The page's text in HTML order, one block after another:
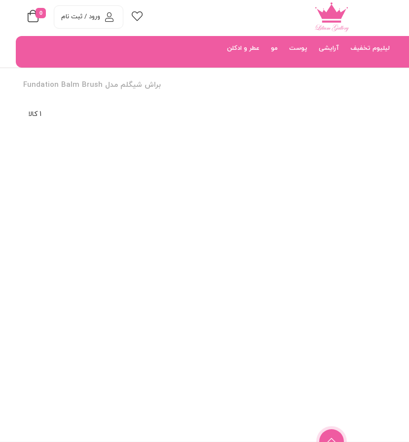
0 ورود / ثبت نام
لیلیوم تخفیف آرایشی پوست مو عطر و ادکلن
براش شیگلم مدل Fundation Balm Brush
1 کالا